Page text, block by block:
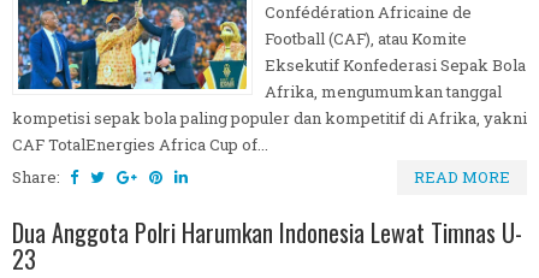
Confédération Africaine de
Football (CAF), atau Komite
Eksekutif Konfederasi Sepak Bola
Afrika, mengumumkan tanggal
kompetisi sepak bola paling populer dan kompetitif di Afrika, yakni
CAF TotalEnergies Africa Cup of...
Share:
READ MORE
Dua Anggota Polri Harumkan Indonesia Lewat Timnas U-
23